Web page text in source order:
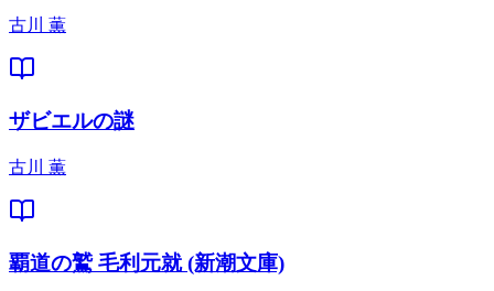
古川 薫
ザビエルの謎
古川 薫
覇道の鷲 毛利元就 (新潮文庫)